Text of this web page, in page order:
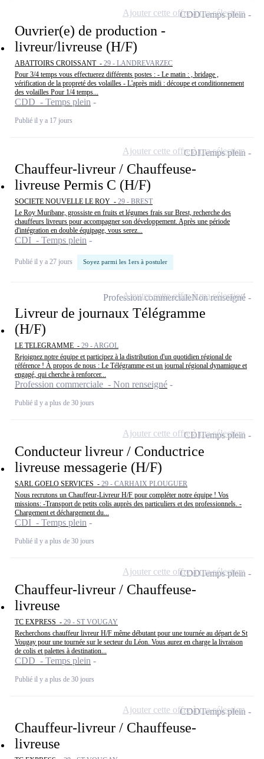
Ouvrier(e) de production -
livreur/livreuse (H/F)
ABATTOIRS CROISSANT - 29 - LANDREVARZEC
Pour 3/4 temps vous effectuerez différents postes : - Le matin : , bridage ,
vérification de la propreté des volailles - L'après midi : découpe et conditionnement
des volailles Pour 1/4 temps...
CDD - Temps plein
Publié il y a 17 jours
CDDTemps plein
Ajouter cette offre à ma sélection
Chauffeur-livreur / Chauffeuse-
livreuse Permis C (H/F)
SOCIETE NOUVELLE LE ROY - 29 - BREST
Le Roy Muribane, grossiste en fruits et légumes frais sur Brest, recherche des
chauffeurs livreurs pour accompagner son développement. Après une période
d'intégration en double équipage, vous serez...
CDI - Temps plein
Publié il y a 27 jours Soyez parmi les 1ers à postuler
CDITemps plein
Ajouter cette offre à ma sélection
Livreur de journaux Télégramme
(H/F)
LE TELEGRAMME - 29 - ARGOL
Rejoignez notre équipe et participez à la distribution d'un quotidien régional de
référence ! À propos de nous : Le Télégramme est un journal régional dynamique et
engagé, qui cherche à renforcer...
Profession commerciale - Non renseigné
Publié il y a plus de 30 jours
Profession commercialeNon renseigné
Ajouter cette offre à ma sélection
Conducteur livreur / Conductrice
livreuse messagerie (H/F)
SARL GOELO SERVICES - 29 - CARHAIX PLOUGUER
Nous recrutons un Chauffeur-Livreur H/F pour compléter notre équipe ! Vos
missions: -Transport de petits colis auprès des particuliers et des professionnels. -
Chargement et déchargement du...
CDI - Temps plein
Publié il y a plus de 30 jours
CDITemps plein
Ajouter cette offre à ma sélection
Chauffeur-livreur / Chauffeuse-
livreuse
TC EXPRESS - 29 - ST VOUGAY
Recherchons chauffeur livreur H/F même débutant pour une tournée au départ de St
Vougay pour une tournée sur le secteur du Léon. Vous aurez en charge la livraison
de colis et palettes à destination...
CDD - Temps plein
Publié il y a plus de 30 jours
CDDTemps plein
Ajouter cette offre à ma sélection
Chauffeur-livreur / Chauffeuse-
livreuse
CDDTemps plein
Ajouter cette offre à ma sélection